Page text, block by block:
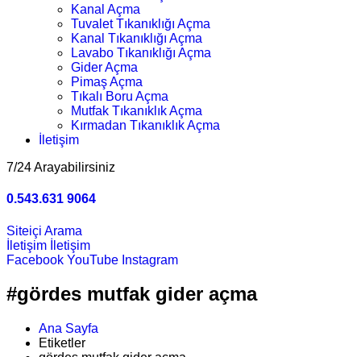
Kanal Açma
Tuvalet Tıkanıklığı Açma
Kanal Tıkanıklığı Açma
Lavabo Tıkanıklığı Açma
Gider Açma
Pimaş Açma
Tıkalı Boru Açma
Mutfak Tıkanıklık Açma
Kırmadan Tıkanıklık Açma
İletişim
7/24 Arayabilirsiniz
0.543.631 9064
Siteiçi Arama
İletişim
İletişim
Facebook YouTube Instagram
#gördes mutfak gider açma
Ana Sayfa
Etiketler